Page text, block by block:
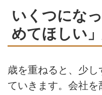
いくつにな
めてほしい
歳を重ねると、少
ていきます。会社